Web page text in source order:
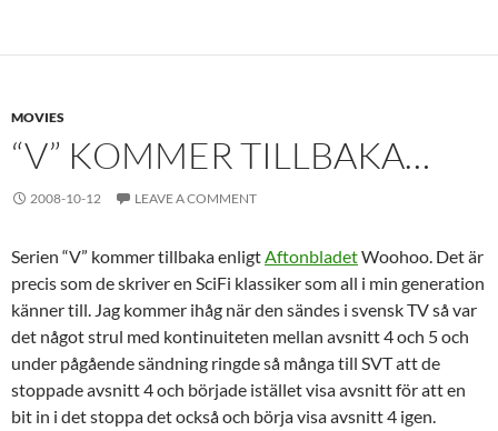
MOVIES
“V” KOMMER TILLBAKA…
2008-10-12 LEAVE A COMMENT
Serien “V” kommer tillbaka enligtAftonbladetWoohoo. Det är
precis som de skriver en SciFi klassiker som all i min generation
känner till. Jag kommer ihåg när den sändes i svensk TV så var
det något strul med kontinuiteten mellan avsnitt 4 och 5 och
under pågående sändning ringde så många till SVT att de
stoppade avsnitt 4 och började istället visa avsnitt för att en
bit in i det stoppa det också och börja visa avsnitt 4 igen.